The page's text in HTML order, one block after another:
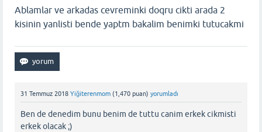
Ablamlar ve arkadas cevreminki doqru cikti arada 2
kisinin yanlisti bende yaptm bakalim benimki tutucakmi
31 Temmuz 2018 Yiğiterenmom (1,470 puan) yorumladı
Ben de denedim bunu benim de tuttu canim erkek cikmisti
erkek olacak ;)